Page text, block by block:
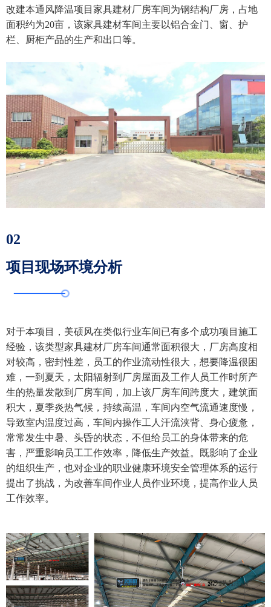
改建本通风降温项目家具建材厂房车间为钢结构厂房，占地
面积约为20亩，该家具建材车间主要以铝合金门、窗、护
栏、厨柜产品的生产和出口等。
02
项目现场环境分析
对于本项目，美硕风在类似行业车间已有多个成功项目施工
经验，该类型家具建材厂房车间通常面积很大，厂房高度相
对较高，密封性差，员工的作业流动性很大，想要降温很困
难，一到夏天，太阳辐射到厂房屋面及工作人员工作时所产
生的热量发散到厂房车间，加上该厂房车间跨度大，建筑面
积大，夏季炎热气候，持续高温，车间内空气流通速度慢，
导致室内温度过高，车间内操作工人汗流浃背、身心疲惫，
常常发生中暑、头昏的状态，不但给员工的身体带来的危
害，严重影响员工工作效率，降低生产效益。既影响了企业
的组织生产，也对企业的职业健康环境安全管理体系的运行
提出了挑战，为改善车间作业人员作业环境，提高作业人员
工作效率。